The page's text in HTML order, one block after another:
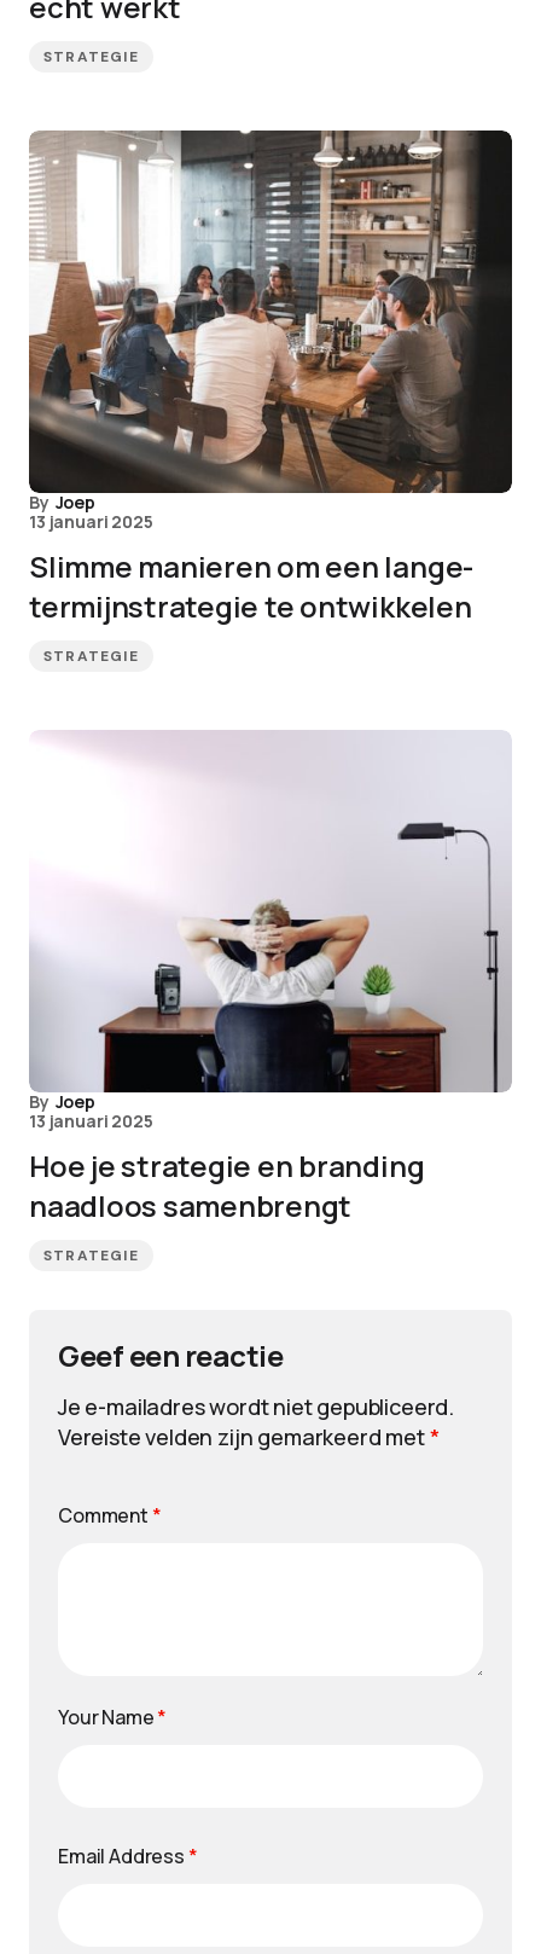
STRATEGIE
By Joep
13 januari 2025
Slimme manieren om een lange-
termijnstrategie te ontwikkelen
STRATEGIE
By Joep
13 januari 2025
Hoe je strategie en branding
naadloos samenbrengt
STRATEGIE
Geef een reactie
Je e-mailadres wordt niet gepubliceerd.
Vereiste velden zijn gemarkeerd met*
Comment *
Your Name*
Email Address *